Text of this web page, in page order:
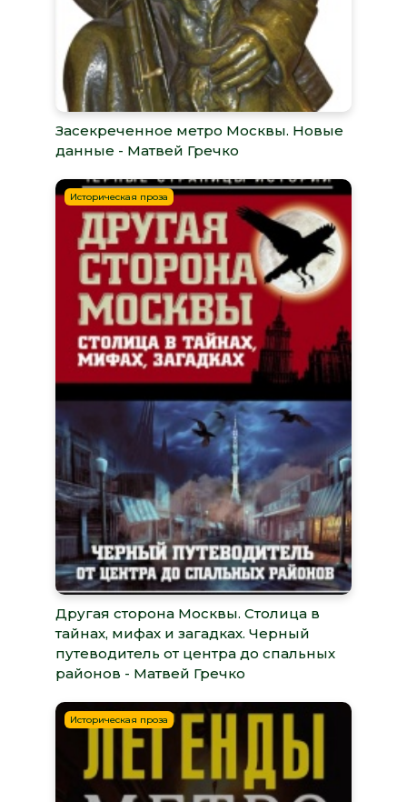
Засекреченное метро Москвы. Новые
данные - Матвей Гречко
Историческая проза
Другая сторона Москвы. Столица в
тайнах, мифах и загадках. Черный
путеводитель от центра до спальных
районов - Матвей Гречко
Историческая проза